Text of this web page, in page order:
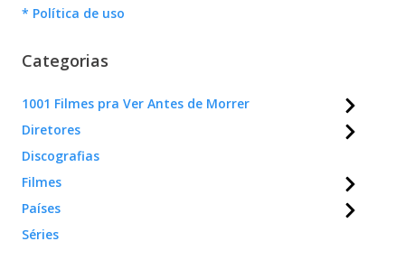
* Política de uso
Categorias
1001 Filmes pra Ver Antes de Morrer
Diretores
Discografias
Filmes
Países
Séries